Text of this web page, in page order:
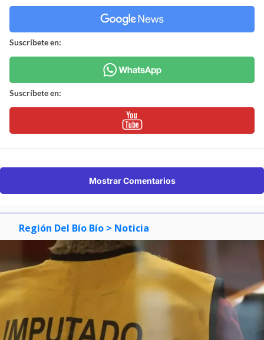
Suscríbete en:
Suscríbete en:
Mostrar Comentarios
Región Del Bío Bío > Noticia